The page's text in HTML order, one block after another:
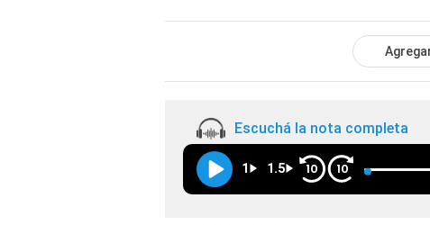
Escuchá la nota completa
1 1.5 10 10